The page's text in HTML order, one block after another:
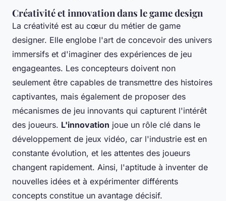
Créativité et innovation dans le game design
La créativité est au cœur du métier de game
designer. Elle englobe l'art de concevoir des univers
immersifs et d'imaginer des expériences de jeu
engageantes. Les concepteurs doivent non
seulement être capables de transmettre des histoires
captivantes, mais également de proposer des
mécanismes de jeu innovants qui capturent l'intérêt
des joueurs. L'innovation joue un rôle clé dans le
développement de jeux vidéo, car l'industrie est en
constante évolution, et les attentes des joueurs
changent rapidement. Ainsi, l'aptitude à inventer de
nouvelles idées et à expérimenter différents
concepts constitue un avantage décisif.